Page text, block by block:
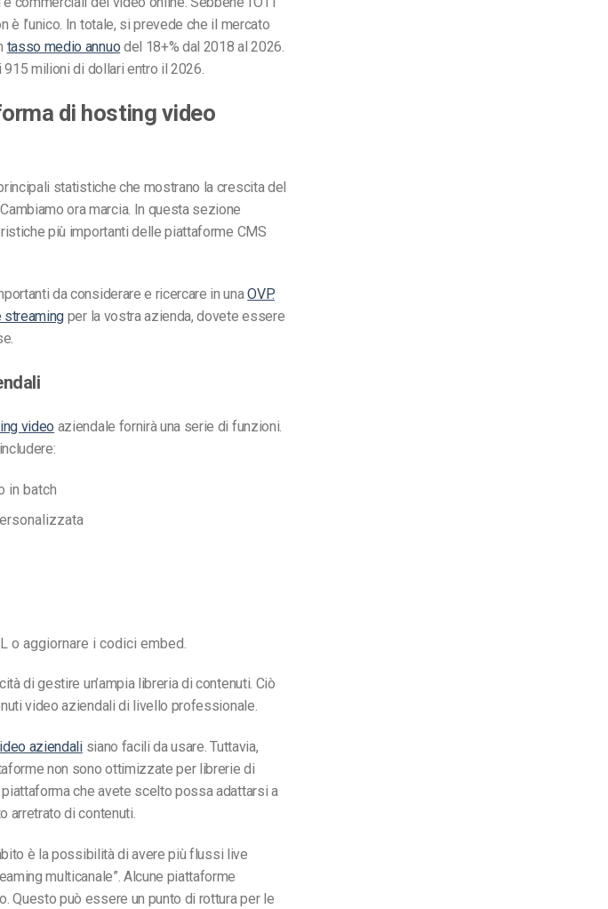
l’unico. In totale, si prevede che il mercato
tasso medio annuo del 18+% dal 2018 al 2026.
milioni di dollari entro il 2026.
di hosting video
statistiche che mostrano la crescita del
ora marcia. In questa sezione
più importanti delle piattaforme CMS
da considerare e ricercare in unaOVP.
streaming per la vostra azienda, dovete essere
video aziendale fornirà una serie di funzioni.
in batch
o aggiornare i codici embed.
di gestire un’ampia libreria di contenuti. Ciò
video aziendali di livello professionale.
aziendalisiano facili da usare. Tuttavia,
non sono ottimizzate per librerie di
che avete scelto possa adattarsi a
arretrato di contenuti.
è la possibilità di avere più flussi live
multicanale”. Alcune piattaforme
Questo può essere un punto di rottura per le